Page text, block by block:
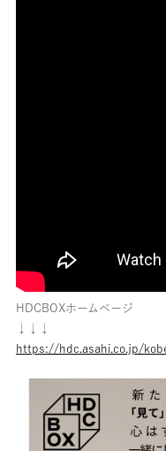
HDCBOXホームページ
https://hdc.asahi.co.jp/